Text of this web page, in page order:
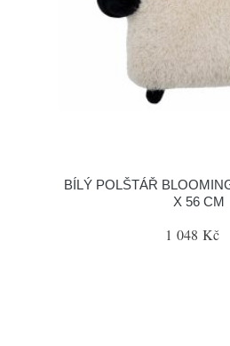
BÍLÝ POLŠTÁŘ
X 56 CM
1 048 Kč